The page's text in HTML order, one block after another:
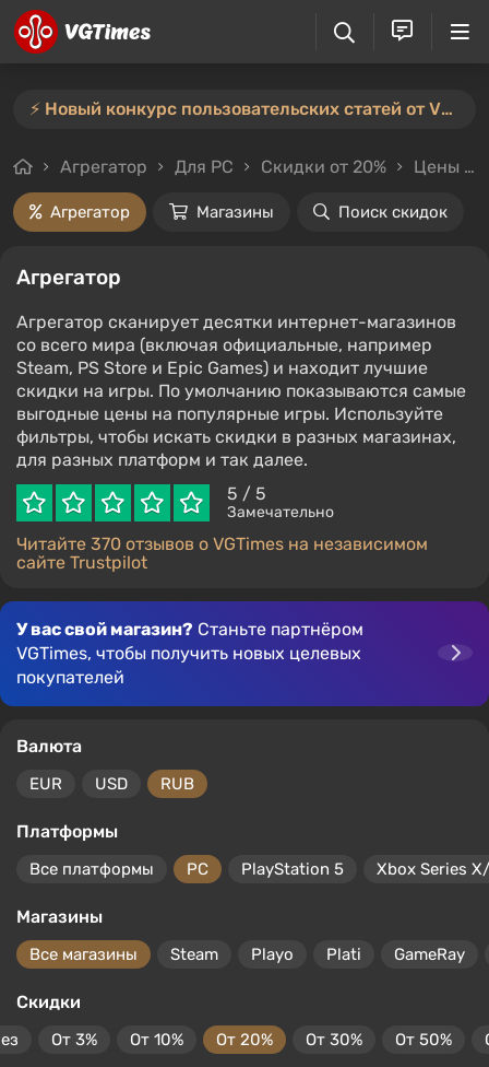
⚡️ Новый конкурс пользовательских статей от VGTimes — участвуйте тут ⚡️
Агрегатор Для PC Скидки от 20% Цены до 700₽
Агрегатор Магазины Поиск скидок
Агрегатор
Агрегатор сканирует десятки интернет-магазинов
со всего мира (включая официальные, например
Steam, PS Store и Epic Games) и находит лучшие
скидки на игры. По умолчанию показываются самые
выгодные цены на популярные игры. Используйте
фильтры, чтобы искать скидки в разных магазинах,
для разных платформ и так далее.
5 / 5
Замечательно
Читайте 370 отзывов о VGTimes на независимом
сайте Trustpilot
У вас свой магазин? Станьте партнёром
VGTimes, чтобы получить новых целевых
покупателей
Валюта
EUR USD RUB
Платформы
Все платформы PC PlayStation 5 Xbox Series
Магазины
Все магазины Steam Playo Plati GameRay
Скидки
От 3% От 10% От 20% От 30% От 50%